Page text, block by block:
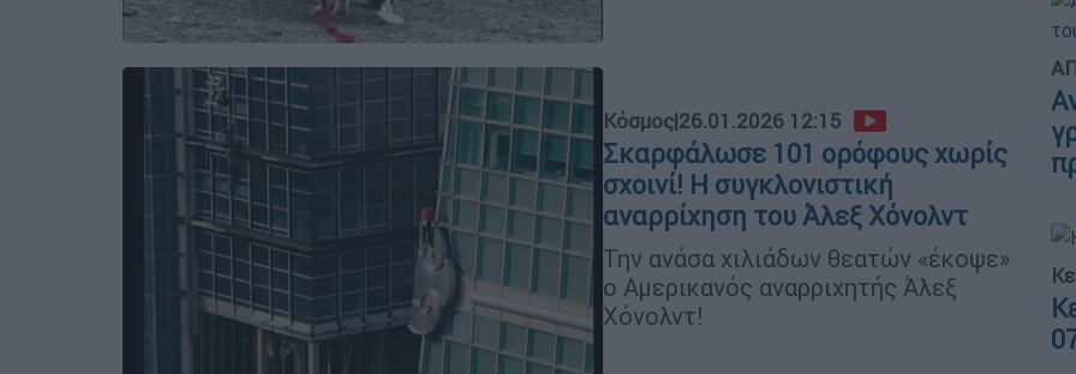
Κόσμος|26.01.2026 12:15
Σκαρφάλωσε 101 ορόφους χωρίς
σχοινί! Η συγκλονιστική
αναρρίχηση του Άλεξ Χόνολντ
Την ανάσα χιλιάδων θεατών «έκοψε»
ο Αμερικανός αναρριχητής Άλεξ
Χόνολντ!